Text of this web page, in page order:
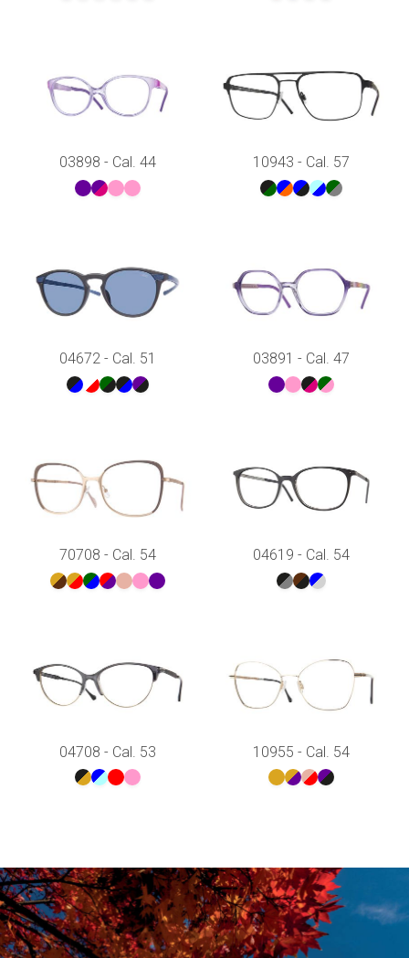
03898 - Cal. 44 10943 - Cal. 57
04672 - Cal. 51 03891 - Cal. 47
70708 - Cal. 54 04619 - Cal. 54
04708 - Cal. 53 10955 - Cal. 54